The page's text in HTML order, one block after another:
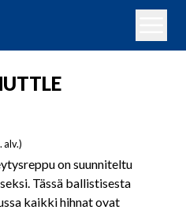
€.
alv.)
on suunniteltu
Tässä ballistisesta
kaikki hihnat ovat